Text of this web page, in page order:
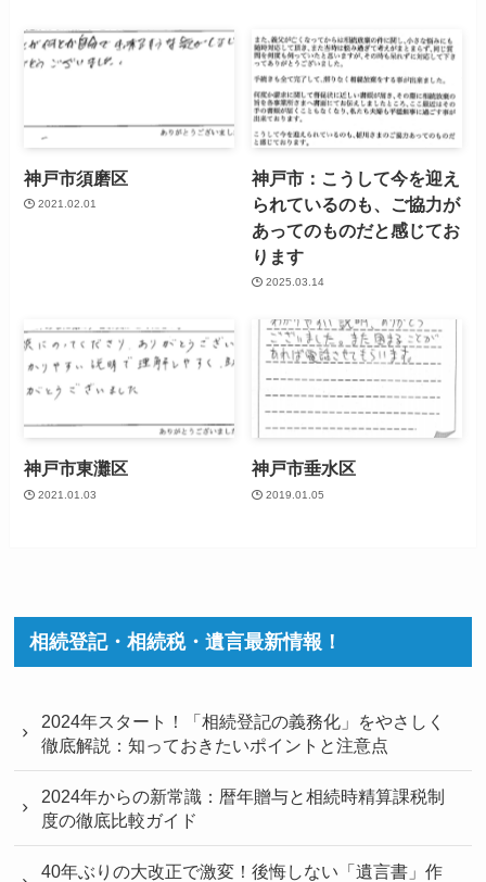
神戸市須磨区
2021.02.01
神戸市：こうして今を迎え
られているのも、ご協力が
あってのものだと感じてお
ります
2025.03.14
神戸市東灘区
2021.01.03
神戸市垂水区
2019.01.05
相続登記・相続税・遺言最新情報！
2024年スタート！「相続登記の義務化」をやさしく
徹底解説：知っておきたいポイントと注意点
2024年からの新常識：暦年贈与と相続時精算課税制
度の徹底比較ガイド
40年ぶりの大改正で激変！後悔しない「遺言書」作